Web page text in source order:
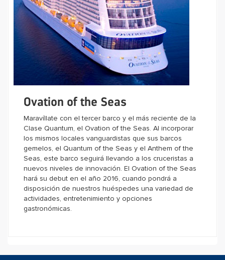
Ovation of the Seas
Maravíllate con el tercer barco y el más reciente de la
Clase Quantum, el Ovation of the Seas. Al incorporar
los mismos locales vanguardistas que sus barcos
gemelos, el Quantum of the Seas y el Anthem of the
Seas, este barco seguirá llevando a los cruceristas a
nuevos niveles de innovación. El Ovation of the Seas
hará su debut en el año 2016, cuando pondrá a
disposición de nuestros huéspedes una variedad de
actividades, entretenimiento y opciones
gastronómicas.